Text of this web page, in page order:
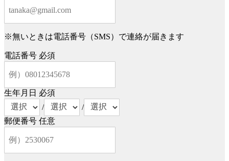
※無いときは電話番号（SMS）で連絡が届きます
電話番号 必須
生年月日 必須
/
/
郵便番号 任意